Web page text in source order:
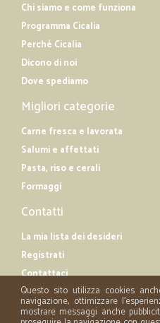
Chi siamo e come funziona
Programma Cicalia
Perché Cicalia
Dicono di noi
Dove spediamo
Migliori categorie
Carne fresca e lavorata
Salumi e affettati
Pasta, riso e cerali
Formaggi
Contatti
La mia lista dei desideri
Registrati
Contattaci
Questo sito utilizza cookies
navigazione, ottimizzare
mostrare messaggi anche